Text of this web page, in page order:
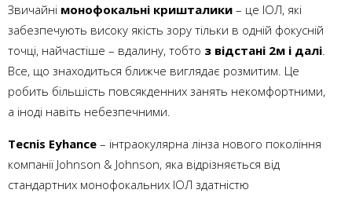
Звичайні монофокальні кришталики – це ІОЛ, які
забезпечують високу якість зору тільки в одній фокусній
точці, найчастіше – вдалину, тобто з відстані 2м і далі
Все, що знаходиться ближче виглядає розмитим. Це
робить більшість повсякденних занять некомфортними,
а іноді навіть небезпечними.
Tecnis Eyhance – інтраокулярна лінза нового покоління
компанії Johnson & Johnson, яка відрізняється від
стандартних монофокальних ІОЛ здатністю